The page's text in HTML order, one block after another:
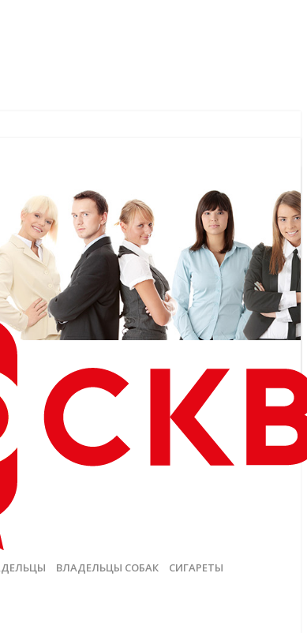
ВЛАДЕЛЬЦЫ СОБАК СИГАРЕТЫ